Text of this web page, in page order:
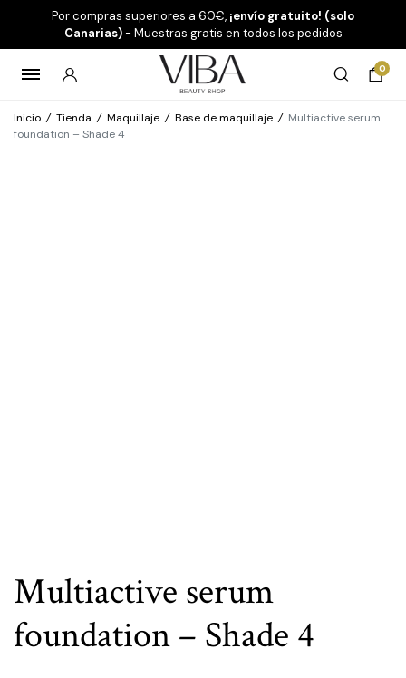
Por compras superiores a 60€, ¡envío gratuito! (solo
Canarias)- Muestras gratis en todos los pedidos
0
Inicio / Tienda / Maquillaje / Base de maquillaje / Multiactive serum
foundation – Shade 4
Multiactive serum
foundation – Shade 4